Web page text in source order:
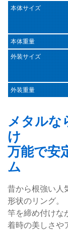
本体サイズ
本体重量
外装サイズ
外装重量
メタルな
け
万能で安
ム
昔から根強い人
形状のリング。
竿を締め付けな
着時の美しさや